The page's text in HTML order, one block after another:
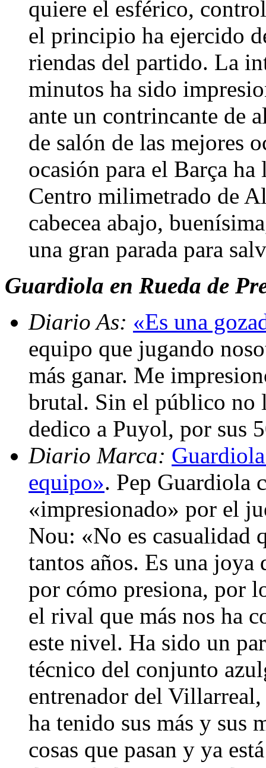
quiere el esférico,
el principio ha ejercido
riendas del partido. La
minutos ha sido
ante un contrincante de
de salón de las mejores
ocasión para el Barça
Centro milimetrado de
cabecea abajo,
una gran parada para
Guardiola en Rueda de
Diario As: «Es una
equipo que jugando
más ganar. Me
brutal. Sin el público no
dedico a Puyol, por sus
Diario Marca:
equipo». Pep Guardiola
«impresionado» por el
Nou: «No es casualidad
tantos años. Es una
por cómo presiona, por
el rival que más nos ha
este nivel. Ha sido un
técnico del conjunto
entrenador del
ha tenido sus más y sus
cosas que pasan y ya